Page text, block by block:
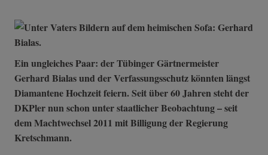
Ein ungleiches Paar: der Tübinger Gärtnermeister
Gerhard Bialas und der Verfassungsschutz könnten längst
Diamantene Hochzeit feiern. Seit über 60 Jahren steht der
DKPler nun schon unter staatlicher Beobachtung– seit
dem Machtwechsel 2011 mit Billigung der Regierung
Kretschmann.